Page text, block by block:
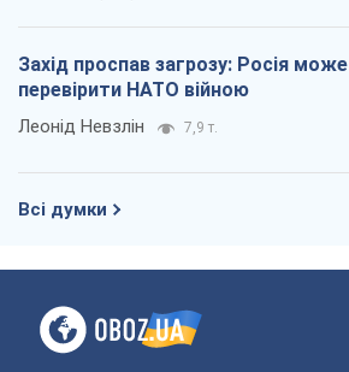
Захід проспав загрозу: Росія може
перевірити НАТО війною
Леонід Невзлін 7,9 т.
Всі думки